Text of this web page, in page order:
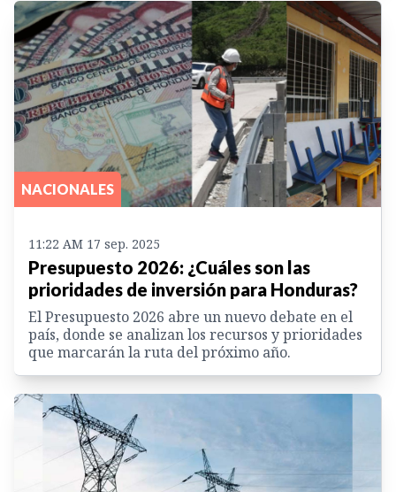
NACIONALES
11:22 AM 17 sep. 2025
Presupuesto 2026: ¿Cuáles son las
prioridades de inversión para Honduras?
El Presupuesto 2026 abre un nuevo debate en el
país, donde se analizan los recursos y prioridades
que marcarán la ruta del próximo año.